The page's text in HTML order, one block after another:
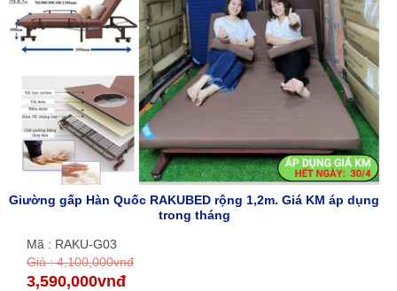
Giường gấp Hàn Quốc RAKUBED rộng 1,2m. Giá KM áp dụng
trong tháng
Mã : RAKU-G03
Giá : 4,100,000vnđ
3,590,000vnđ